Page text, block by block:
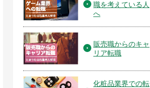
職を考えている人
へ
販売職からのキャ
リア転職
化粧品業界での転